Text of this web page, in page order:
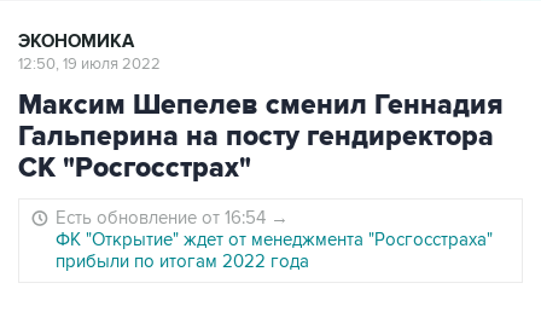
ЭКОНОМИКА
12:50, 19 июля 2022
Максим Шепелев сменил Геннадия
Гальперина на посту гендиректора
СК "Росгосстрах"
Есть обновление от 16:54 →
ФК "Открытие" ждет от менеджмента "Росгосстраха"
прибыли по итогам 2022 года